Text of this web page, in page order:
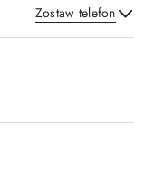
Zostaw telefon